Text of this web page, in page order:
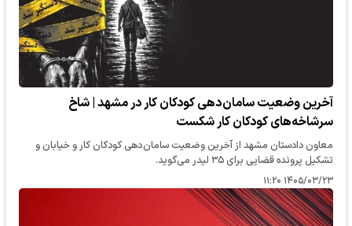
آخرین وضعیت سامان دهی کودکان کار در مشهد | شاخ
سرشاخه‌های کودکان کار شکست
معاون دادستان مشهد از آخرین وضعیت سامان دهی کودکان کار و خیابان و
تشکیل پرونده قضایی برای ۳۵ لیدر می‌گوید.
۱۴۰۵/۰۳/۲۳ ۱۱:۲۰